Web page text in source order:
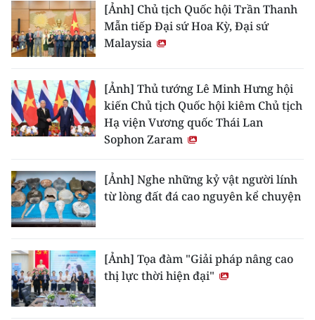
[Ảnh] Chủ tịch Quốc hội Trần Thanh
Mẫn tiếp Đại sứ Hoa Kỳ, Đại sứ
Malaysia
[Ảnh] Thủ tướng Lê Minh Hưng hội
kiến Chủ tịch Quốc hội kiêm Chủ tịch
Hạ viện Vương quốc Thái Lan
Sophon Zaram
[Ảnh] Nghe những kỷ vật người lính
từ lòng đất đá cao nguyên kể chuyện
[Ảnh] Tọa đàm "Giải pháp nâng cao
thị lực thời hiện đại"